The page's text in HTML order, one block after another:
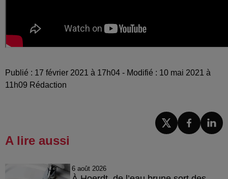
Publié : 17 février 2021 à 17h04 - Modifié : 10 mai 2021 à
11h09 Rédaction
A lire aussi
6 août 2026